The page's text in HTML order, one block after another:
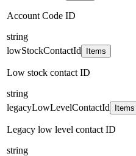
Account Code ID
string
lowStockContactId
Items
Low stock contact ID
string
legacyLowLevelContactId
Items
Legacy low level contact ID
string